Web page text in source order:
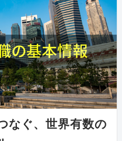
なぐ、世界有数の